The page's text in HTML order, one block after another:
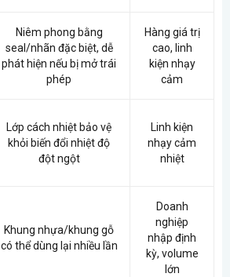
Niêm phong bằng
seal/nhãn đặc biệt, dễ
phát hiện nếu bị mở trái
phép
Hàng giá trị
cao, linh
kiện nhạy
cảm
Lớp cách nhiệt bảo vệ
khỏi biến đổi nhiệt độ
đột ngột
Linh kiện
nhạy cảm
nhiệt
Khung nhựa/khung gỗ
có thể dùng lại nhiều lần
Doanh
nghiệp
nhập định
kỳ, volume
lớn